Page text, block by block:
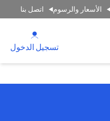
الأسعار والرسوم اتصل بنا
تسجيل الدخول